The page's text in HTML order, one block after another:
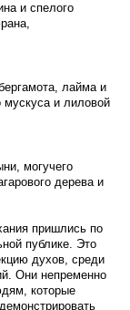
и спелого
лайма и
мускуса и лиловой
могучего
дерева и
пришлись по
публике. Это
духов, среди
Они непременно
которые